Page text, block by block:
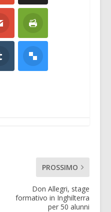
PROSSIMO
Don Allegri, stage
formativo in Inghilterra
per 50 alunni